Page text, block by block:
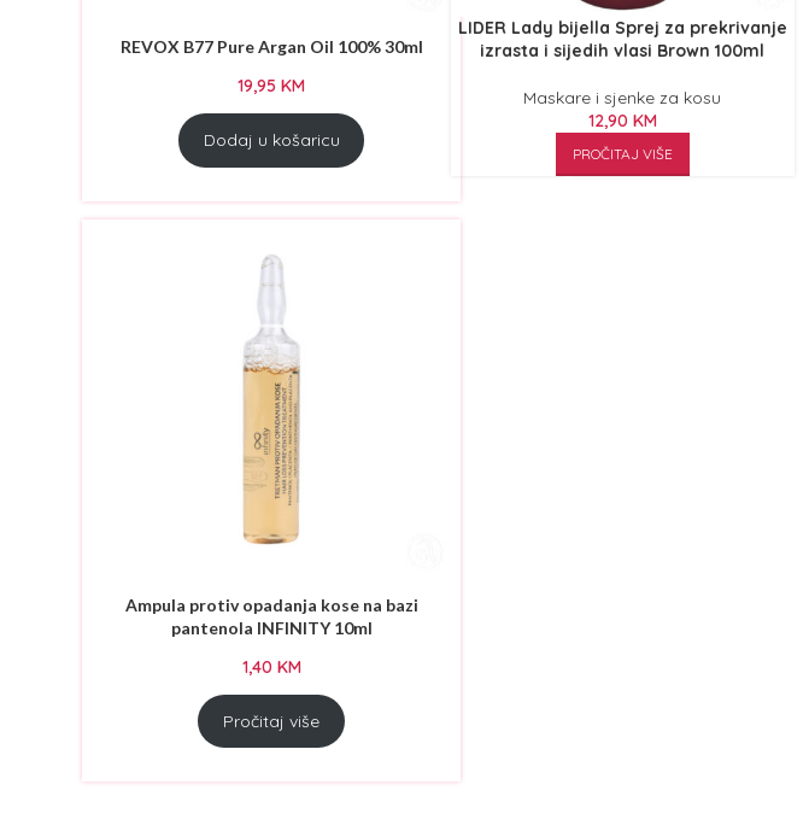
REVOX B77 Pure Argan Oil 100% 30ml
19,95 KM
Dodaj u košaricu
Ampula protiv opadanja kose na bazi
pantenola INFINITY 10ml
1,40 KM
Pročitaj više
LIDER Lady bijella Sprej za prekrivanje
izrasta i sijedih vlasi Brown 100ml
Maskare i sjenke za kosu
12,90 KM
PROČITAJ VIŠE